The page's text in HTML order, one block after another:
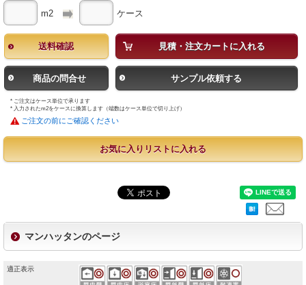
m2 ケース
送料確認 見積・注文カートに入れる
商品の問合せ サンプル依頼する
* ご注文はケース単位で承ります
* 入力されたm2をケースに換算します（端数はケース単位で切り上げ）
ご注文の前にご確認ください
お気に入りリストに入れる
マンハッタンのページ
適正表示